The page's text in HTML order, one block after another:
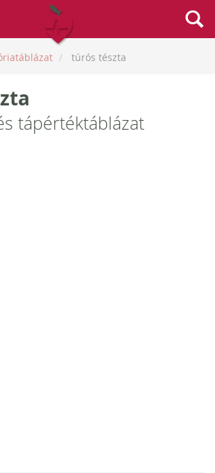
túrós tészta
tápértéktáblázat